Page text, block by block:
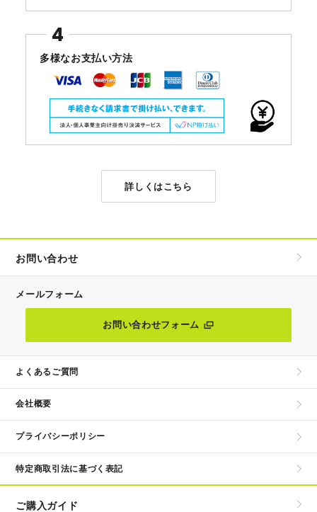
多様なお支払い方法
詳しくはこちら
お問い合わせ
メールフォーム
お問い合わせフォーム
よくあるご質問
会社概要
プライバシーポリシー
特定商取引法に基づく表記
ご購入ガイド